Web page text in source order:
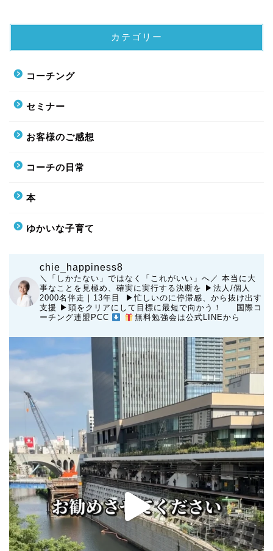
カテゴリー
コーチング
セミナー
お客様のご感想
コーチの日常
本
ゆかいな子育て
chie_happiness8
＼「しかたない」ではなく「これがいい」へ／ 本当に大
事なことを見極め、確実に実行する決断を ▶︎法人/個人
2000名伴走｜13年目 ▶︎忙しいのに停滞感、から抜け出す
支援 ▶︎頭をクリアにして目標に最短で向かう！
国際コ
ーチング連盟PCC
無料勉強会は公式LINEから